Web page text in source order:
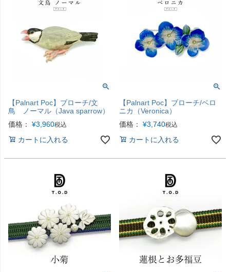
【Palnart Poc】ブローチ/文
鳥 ノーマル（Java sparrow）
価格：
¥3,960税込
カートに入れる
【Palnart Poc】ブローチ/ベロ
ニカ（Veronica）
価格：
¥3,740税込
カートに入れる